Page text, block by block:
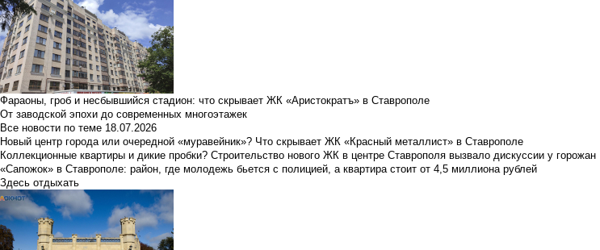
Фараоны, гроб и несбывшийся стадион: что скрывает ЖК «Аристократъ» в Ставрополе
От заводской эпохи до современных многоэтажек
Все новости по теме 18.07.2026
Новый центр города или очередной «муравейник»? Что скрывает ЖК «Красный металлист» в Ставрополе
Коллекционные квартиры и дикие пробки? Строительство нового ЖК в центре Ставрополя вызвало дискуссии у горожан
«Сапожок» в Ставрополе: район, где молодежь бьется с полицией, а квартира стоит от 4,5 миллиона рублей
Здесь отдыхать